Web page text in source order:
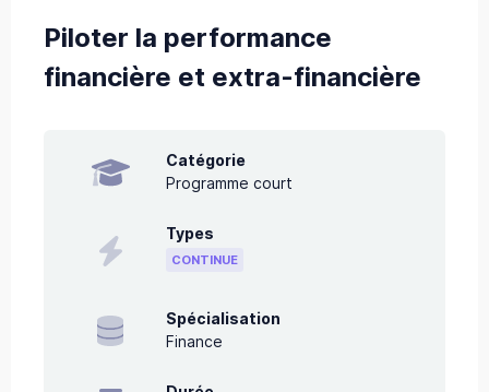
Piloter la performance
financière et extra-financière
Catégorie
Programme court
Types
CONTINUE
Spécialisation
Finance